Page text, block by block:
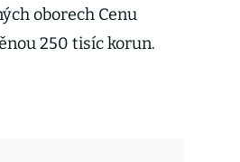
oborech Cenu
250 tisíc korun.